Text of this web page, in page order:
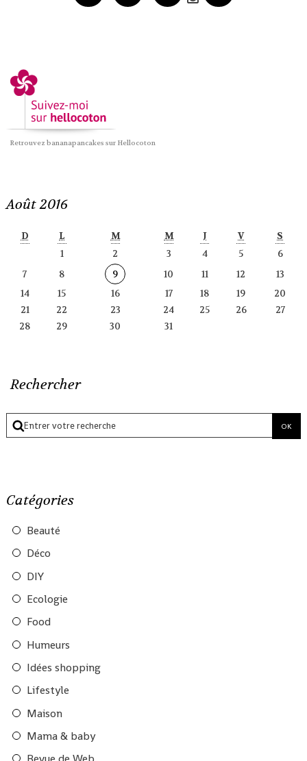
Retrouvez bananapancakes sur Hellocoton
Août 2016
D L M M J V
S
1
2 3 4 5
6
7
8 9 10 11 12
13
14
15 16 17 18 19
20
21
22 23 24 25 26
27
28
29 30 31
Rechercher
Catégories
Beauté
Déco
DIY
Ecologie
Food
Humeurs
Idées shopping
Lifestyle
Maison
Mama & baby